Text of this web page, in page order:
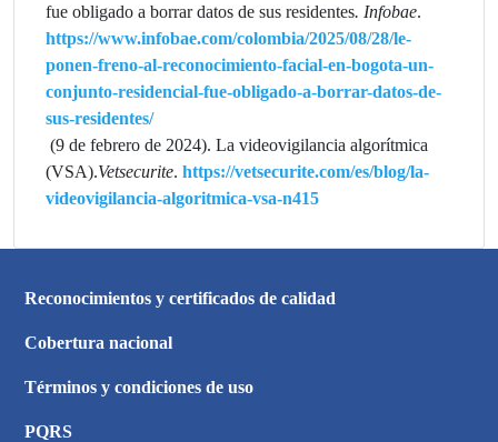
fue obligado a borrar datos de sus residentes. Infobae.
https://www.infobae.com/colombia/2025/08/28/le-
ponen-freno-al-reconocimiento-facial-en-bogota-un-
conjunto-residencial-fue-obligado-a-borrar-datos-de-
sus-residentes/
(9 de febrero de 2024). La videovigilancia algorítmica
(VSA).Vetsecurite. https://vetsecurite.com/es/blog/la-
videovigilancia-algoritmica-vsa-n415
Reconocimientos y certificados de calidad
Cobertura nacional
Términos y condiciones de uso
PQRS